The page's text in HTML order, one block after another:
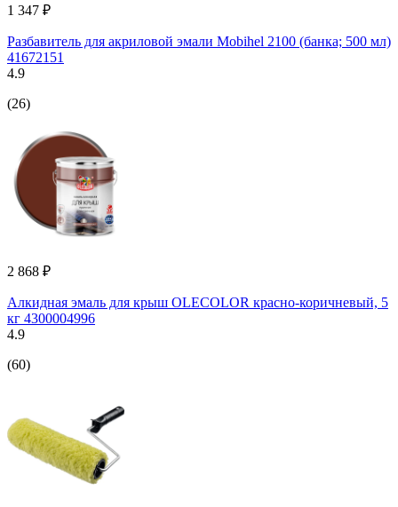
1 347 ₽
Разбавитель для акриловой эмали Mobihel 2100 (банка; 500 мл)
41672151
4.9
(26)
2 868 ₽
Алкидная эмаль для крыш OLECOLOR красно-коричневый, 5
кг 4300004996
4.9
(60)